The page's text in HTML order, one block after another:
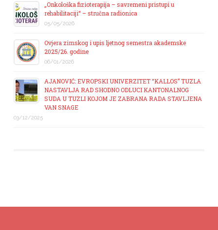
„Onkološka fizioterapija – savremeni pristupi u
rehabilitaciji“ – stručna radionica
05/05/2026
Ovjera zimskog i upis ljetnog semestra akademske
2025/26. godine
06/01/2026
AJANOVIĆ: EVROPSKI UNIVERZITET “KALLOS” TUZLA
NASTAVLJA RAD SHODNO ODLUCI KANTONALNOG
SUDA U TUZLI KOJOM JE ZABRANA RADA STAVLJENA
VAN SNAGE
03/12/2025